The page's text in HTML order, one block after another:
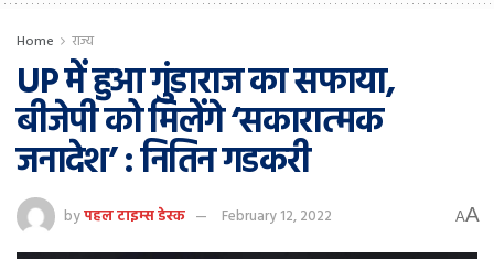
Home राज्य
UP में हुआ गुंडाराज का सफाया,
बीजेपी को मिलेंगे ‘सकारात्मक
जनादेश’ : नितिन गडकरी
byपहल टाइम्स डेस्क February 12, 2022 AA